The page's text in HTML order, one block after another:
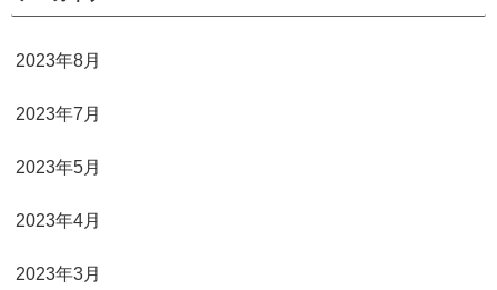
2023年8月
2023年7月
2023年5月
2023年4月
2023年3月